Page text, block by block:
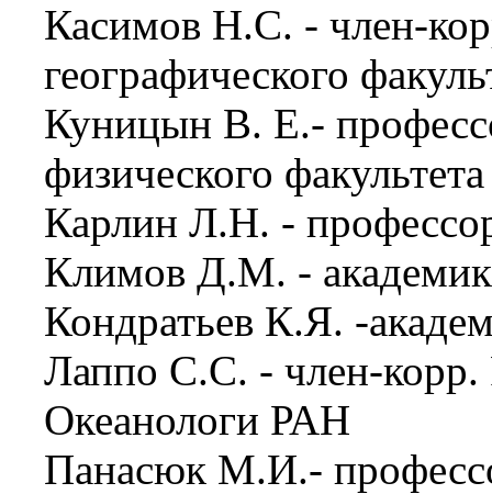
Касимов Н.С. - член-
географического
Куницын В. Е.-
физического
Карлин Л.Н. -
Климов Д.М. -
Кондратьев К.Я. -
Лаппо С.С. - член-корр.
Океанологи РАН
Панасюк М.И.-